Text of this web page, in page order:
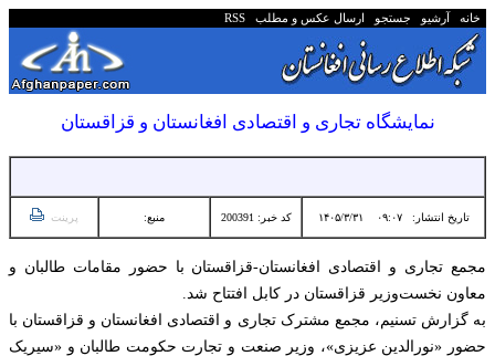
خانه آرشیو جستجو ارسال عکس و مطلب RSS
نمایشگاه تجاری و اقتصادی افغانستان و قزاقستان
تاریخ انتشار:۰۹:۰۷ ۱۴۰۵/۳/۳۱ کد خبر: 200391 منبع: پرینت
مجمع تجاری و اقتصادی افغانستان-قزاقستان با حضور مقامات طالبان و
معاون نخست‌وزیر قزاقستان در کابل افتتاح شد.
به گزارش تسنیم، مجمع مشترک تجاری و اقتصادی افغانستان و قزاقستان با
حضور «نورالدین عزیزی»، وزیر صنعت و تجارت حکومت طالبان و «سیریک